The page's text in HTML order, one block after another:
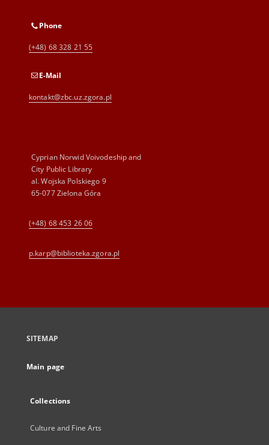
Phone
(+48) 68 328 21 55
E-Mail
kontakt@zbc.uz.zgora.pl
Cyprian Norwid Voivodeship and
City Public Library
al. Wojska Polskiego 9
65-077 Zielona Góra
(+48) 68 453 26 06
p.karp@biblioteka.zgora.pl
SITEMAP
Main page
Collections
Culture and Fine Arts